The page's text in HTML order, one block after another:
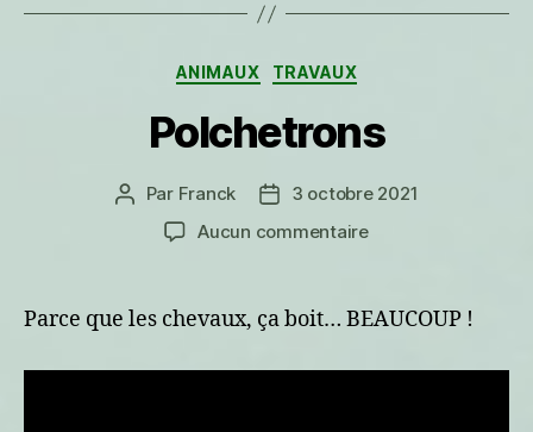
Catégories
ANIMAUX TRAVAUX
Polchetrons
Auteur
l’article
Par Franck
Date3 octobre 2021
Aucun commentairesur
Parce que les chevaux, ça boit… BEAUCOUP !